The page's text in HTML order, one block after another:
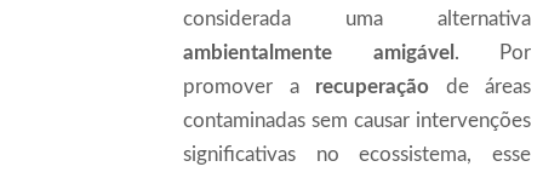
considerada uma alternativa
ambientalmente amigável . Por
promover a recuperação de áreas
contaminadas sem causar intervenções
significativas no ecossistema, esse